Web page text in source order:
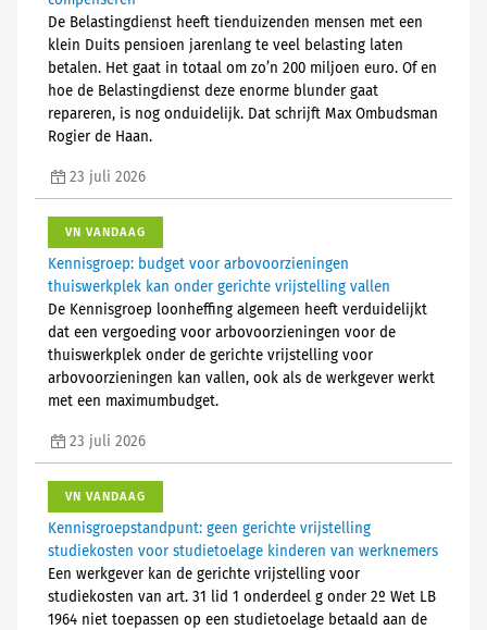
De Belastingdienst heeft tienduizenden mensen met een
klein Duits pensioen jarenlang te veel belasting laten
betalen. Het gaat in totaal om zo’n 200 miljoen euro. Of en
hoe de Belastingdienst deze enorme blunder gaat
repareren, is nog onduidelijk. Dat schrijft Max Ombudsman
Rogier de Haan.
23 juli 2026
VN VANDAAG
Kennisgroep: budget voor arbovoorzieningen
thuiswerkplek kan onder gerichte vrijstelling vallen
De Kennisgroep loonheffing algemeen heeft verduidelijkt
dat een vergoeding voor arbovoorzieningen voor de
thuiswerkplek onder de gerichte vrijstelling voor
arbovoorzieningen kan vallen, ook als de werkgever werkt
met een maximumbudget.
23 juli 2026
VN VANDAAG
Kennisgroepstandpunt: geen gerichte vrijstelling
studiekosten voor studietoelage kinderen van werknemers
Een werkgever kan de gerichte vrijstelling voor
studiekosten van art. 31 lid 1 onderdeel g onder 2º Wet LB
1964 niet toepassen op een studietoelage betaald aan de